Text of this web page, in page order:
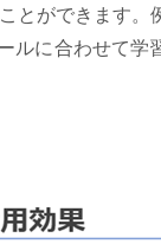
とができます。
ルに合わせて学